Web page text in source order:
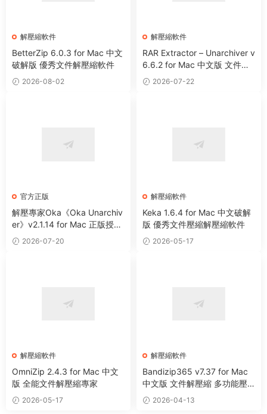
解壓縮軟件
BetterZip 6.0.3 for Mac 中文
破解版 優秀文件解壓縮軟件
2026-08-02
解壓縮軟件
RAR Extractor – Unarchiver v
6.6.2 for Mac 中文版 文件解
壓縮工具
2026-07-22
官方正版
解壓專家Oka《Oka Unarchiv
er》v2.1.14 for Mac 正版授權
碼 Mac文件壓縮及解壓工具
2026-07-20
解壓縮軟件
Keka 1.6.4 for Mac 中文破解
版 優秀文件壓縮解壓縮軟件
2026-05-17
解壓縮軟件
OmniZip 2.4.3 for Mac 中文
版 全能文件解壓縮專家
2026-05-17
解壓縮軟件
Bandizip365 v7.37 for Mac
中文版 文件解壓縮 多功能壓
縮包管理器
2026-04-13